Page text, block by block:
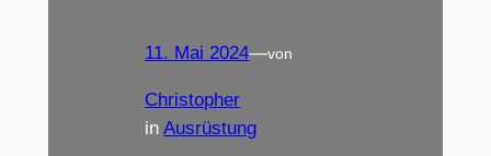
11. Mai 2024—von
Christopher
inAusrüstung